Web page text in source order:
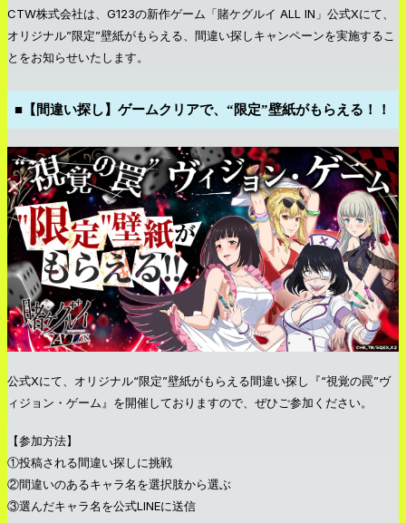
CTW株式会社は、G123の新作ゲーム「賭ケグルイ ALL IN」公式Xにて、
オリジナル”限定”壁紙がもらえる、間違い探しキャンペーンを実施するこ
とをお知らせいたします。
■【間違い探し】ゲームクリアで、“限定”壁紙がもらえる！！
公式Xにて、オリジナル“限定”壁紙がもらえる間違い探し『“視覚の罠”ヴ
ィジョン・ゲーム』を開催しておりますので、ぜひご参加ください。
【参加方法】
①投稿される間違い探しに挑戦
②間違いのあるキャラ名を選択肢から選ぶ
③選んだキャラ名を公式LINEに送信